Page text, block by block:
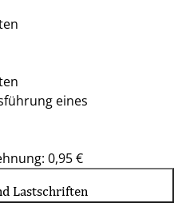
eines
0,95 €
Lastschriften